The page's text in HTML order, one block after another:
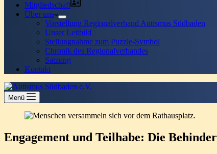
Mitgliedschaft
Über uns
Vorstellung Regionalverband Autismus Südbaden
Unser Leitbild
Stellungnahme zum Puzzle-Symbol
Chronik des Regionalverbandes
Satzung
Kontakt
Menü
Engagement und Teilhabe: Die